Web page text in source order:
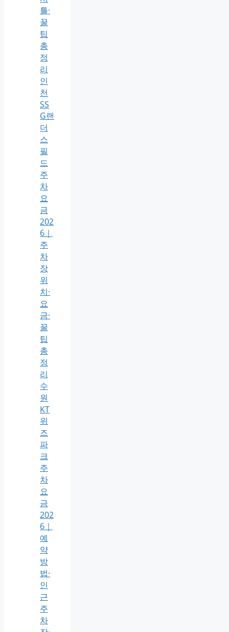
틀·
꿀
팁
총
정
리
인
천
SS
G랜
더
스
필
드
주
차
요
금
202
6｜
주
차
장
위
치·
요
금·
꿀
팁
총
정
리
수
원
KT
위
즈
파
크
주
차
요
금
202
6｜
예
약
방
법·
인
근
주
차